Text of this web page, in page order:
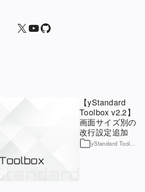
X yStandard 公式YouTubeチャンネルyStandard
【yStandard
Toolbox v2.2】
画面サイズ別の
改行設定追加